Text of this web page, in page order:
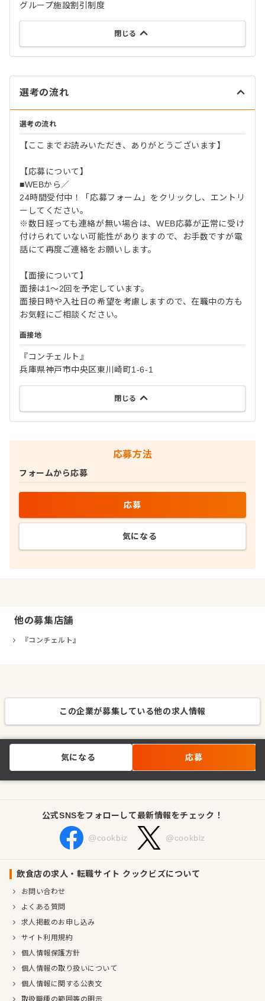
グループ施設割引制度
閉じる
選考の流れ
選考の流れ
【ここまでお読みいただき、ありがとうございます】
【応募について】
■WEBから／
24時間受付中！「応募フォーム」をクリックし、エントリ
ーしてください。
※数日経っても連絡が無い場合は、WEB応募が正常に受け
付けられていない可能性がありますので、お手数ですが電
話にて再度ご連絡をお願いします。
【面接について】
面接は1～2回を予定しています。
面接日時や入社日の希望を考慮しますので、在職中の方も
お気軽にご相談ください。
面接地
『コンチェルト』
兵庫県神戸市中央区東川崎町1-6-1
閉じる
応募方法
フォームから応募
応募
気になる
他の募集店舗
『コンチェルト』
この企業が募集している他の求人情報
気になる 応募
公式SNSをフォローして最新情報をチェック！
@cookbiz @cookbiz
飲食店の求人・転職サイト クックビズについて
お問い合わせ
よくある質問
求人掲載のお申し込み
サイト利用規約
個人情報保護方針
個人情報の取り扱いについて
個人情報に関する公表文